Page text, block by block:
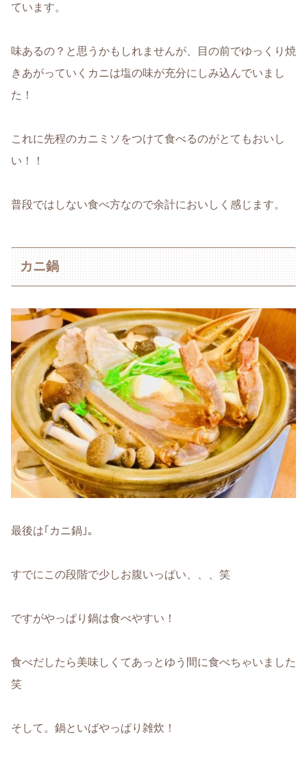
ています。
味あるの？と思うかもしれませんが、目の前でゆっくり焼
きあがっていくカニは塩の味が充分にしみ込んでいまし
た！
これに先程のカニミソをつけて食べるのがとてもおいし
い！！
普段ではしない食べ方なので余計においしく感じます。
カニ鍋
最後は｢カニ鍋｣。
すでにこの段階で少しお腹いっぱい、、、笑
ですがやっぱり鍋は食べやすい！
食べだしたら美味しくてあっとゆう間に食べちゃいました
笑
そして。鍋といばやっぱり雑炊！